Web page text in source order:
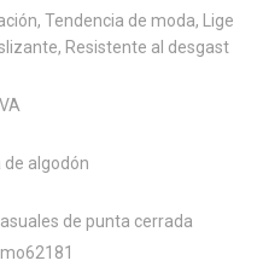
Tendencia de moda, Lige
Resistente al desgast
de algodón
de punta cerrada